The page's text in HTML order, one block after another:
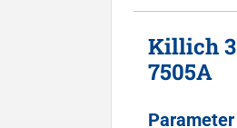
Killich
7505A
Parameter